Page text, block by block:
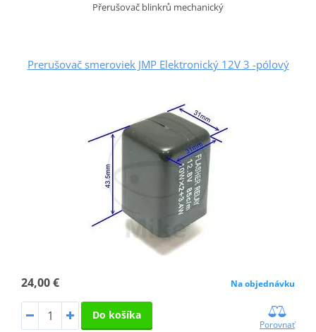
Přerušovač blinkrů mechanický
Prerušovač smeroviek JMP Elektronický 12V 3 -pólový
24,00 € Na objednávku
Do košíka
Porovnať